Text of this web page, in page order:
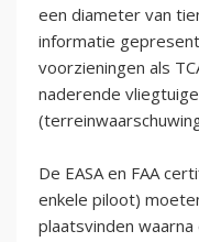
een diameter van
informatie
voorzieningen als
naderende
De EASA en FAA
enkele piloot)
plaatsvinden